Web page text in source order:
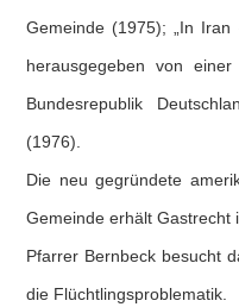
Gemeinde (1975); „In Iran
herausgegeben von
Bundesrepublik
(1976).
Die neu gegründete
Gemeinde erhält Gastrecht
Pfarrer Bernbeck besucht
die Flüchtlingsproblematik.